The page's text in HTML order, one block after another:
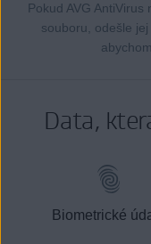
Pokud AVG
souboru, odešle
Data,
Biometrické